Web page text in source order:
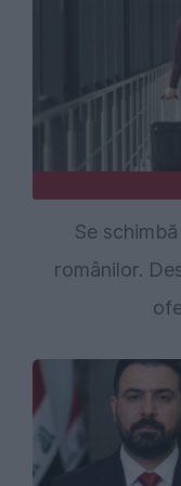
Se
românilor.